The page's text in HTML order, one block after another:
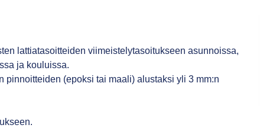
lattiatasoitteiden viimeistelytasoitukseen asunnoissa,
ja kouluissa.
pinnoitteiden (epoksi tai maali) alustaksi yli 3 mm:n